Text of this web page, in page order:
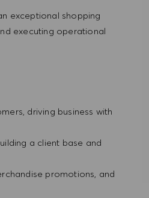
exceptional shopping
executing operational
driving business with
a client base and
promotions, and